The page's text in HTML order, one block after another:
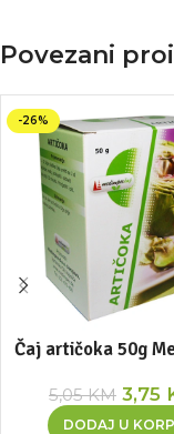
Povezani
-26%
Čaj artičoka 50g
5,05KM 3,75
DODAJ U